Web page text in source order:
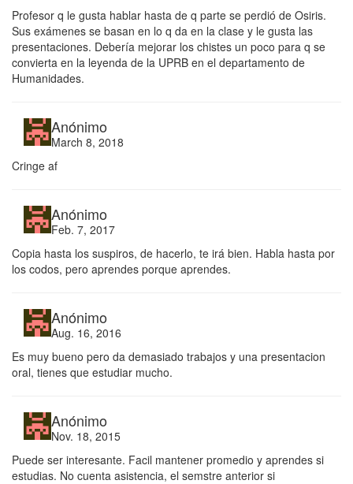
Profesor q le gusta hablar hasta de q parte se perdió de Osiris.
Sus exámenes se basan en lo q da en la clase y le gusta las
presentaciones. Debería mejorar los chistes un poco para q se
convierta en la leyenda de la UPRB en el departamento de
Humanidades.
Anónimo
March 8, 2018
Cringe af
Anónimo
Feb. 7, 2017
Copia hasta los suspiros, de hacerlo, te irá bien. Habla hasta por
los codos, pero aprendes porque aprendes.
Anónimo
Aug. 16, 2016
Es muy bueno pero da demasiado trabajos y una presentacion
oral, tienes que estudiar mucho.
Anónimo
Nov. 18, 2015
Puede ser interesante. Facil mantener promedio y aprendes si
estudias. No cuenta asistencia, el semstre anterior si